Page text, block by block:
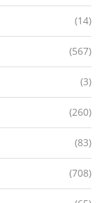
(14)
(567)
(3)
(260)
(83)
(708)